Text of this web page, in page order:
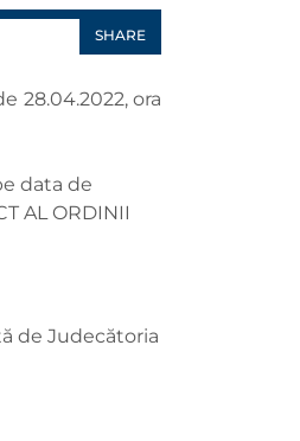
SHARE
28.04.2022, ora
data de
AL ORDINII
de Judecătoria